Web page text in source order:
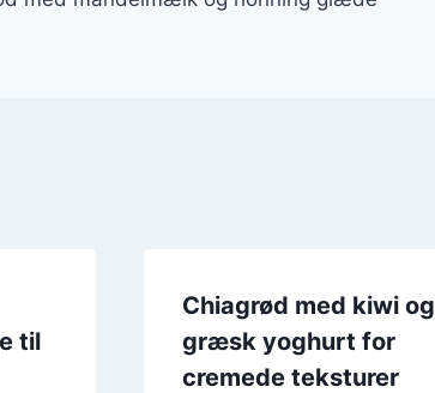
til
Chiagrød med kiwi og
græsk yoghurt for
cremede teksturer